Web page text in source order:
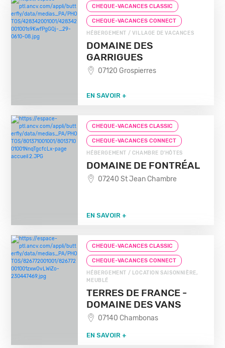
CHEQUE-VACANCES CLASSIC
CHEQUE-VACANCES CONNECT
HÉBERGEMENT / VILLAGE DE VACANCES
DOMAINE DES
GARRIGUES
07120 Grospierres
EN SAVOIR +
CHEQUE-VACANCES CLASSIC
CHEQUE-VACANCES CONNECT
HÉBERGEMENT / CHAMBRE D'HÔTES
DOMAINE DE FONTRÉAL
07240 St Jean Chambre
EN SAVOIR +
CHEQUE-VACANCES CLASSIC
CHEQUE-VACANCES CONNECT
HÉBERGEMENT / LOCATION SAISONNIÈRE,
MEUBLÉ
TERRES DE FRANCE -
DOMAINE DES VANS
07140 Chambonas
EN SAVOIR +